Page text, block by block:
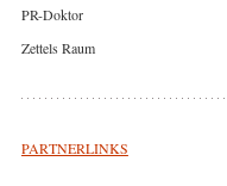
PR-Doktor
Zettels Raum
PARTNERLINKS